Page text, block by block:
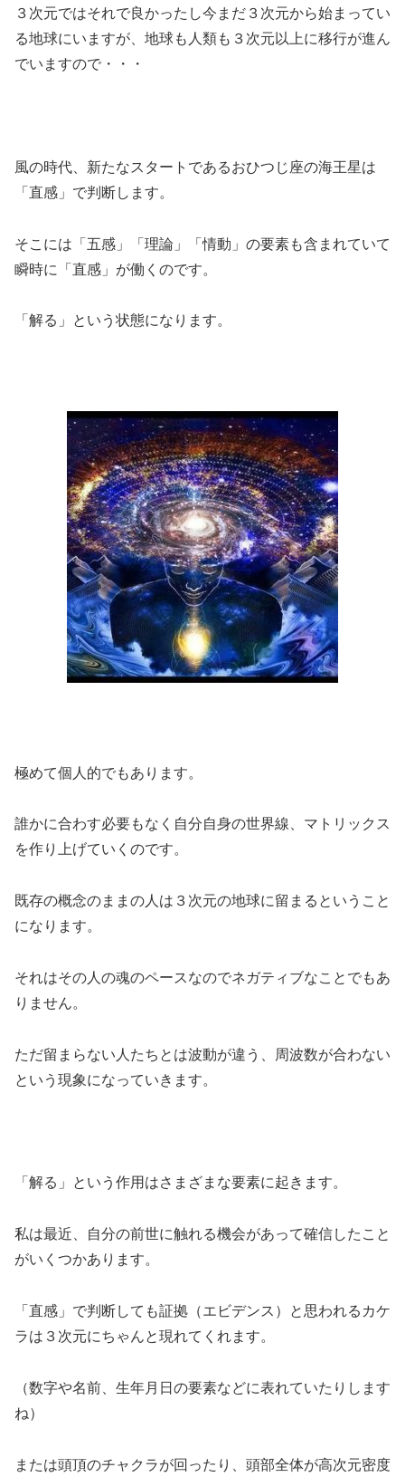
３次元ではそれで良かったし今まだ３次元から始まってい
る地球にいますが、地球も人類も３次元以上に移行が進ん
でいますので・・・
風の時代、新たなスタートであるおひつじ座の海王星は
「直感」で判断します。
そこには「五感」「理論」「情動」の要素も含まれていて
瞬時に「直感」が働くのです。
「解る」という状態になります。
極めて個人的でもあります。
誰かに合わす必要もなく自分自身の世界線、マトリックス
を作り上げていくのです。
既存の概念のままの人は３次元の地球に留まるということ
になります。
それはその人の魂のペースなのでネガティブなことでもあ
りません。
ただ留まらない人たちとは波動が違う、周波数が合わない
という現象になっていきます。
「解る」という作用はさまざまな要素に起きます。
私は最近、自分の前世に触れる機会があって確信したこと
がいくつかあります。
「直感」で判断しても証拠（エビデンス）と思われるカケ
ラは３次元にちゃんと現れてくれます。
（数字や名前、生年月日の要素などに表れていたりします
ね）
または頭頂のチャクラが回ったり、頭部全体が高次元密度